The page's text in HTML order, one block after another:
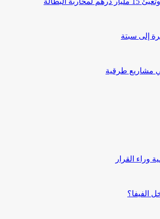
إلى سبتة
في مشاريع طرقية
وراء القرار
الفيفا؟